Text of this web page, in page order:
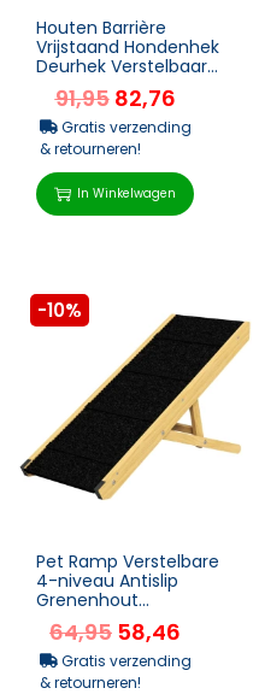
Houten Barrière
Vrijstaand Hondenhek
Deurhek Verstelbaar
Hondenhek Inklapbaar
Traphek Wit 155 X 1,5...
91,95 82,76
Gratis verzending
& retourneren!
In Winkelwagen
-10%
Pet Ramp Verstelbare
4-niveau Antislip
Grenenhout
Opvouwbare Pet Ramp
Voor Honden Tot 15 Kg
64,95 58,46
Gratis verzending
& retourneren!